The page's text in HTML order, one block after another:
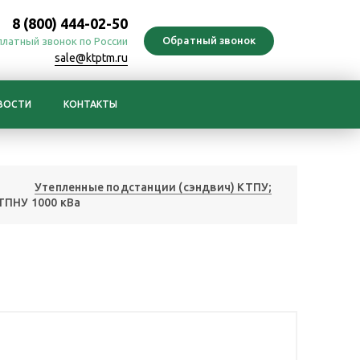
8 (800) 444-02-50
звонок по России
sale@ktptm.ru
КОНТАКТЫ
Утепленные подстанции (сэндвич) КТПУ;
1000 кВа